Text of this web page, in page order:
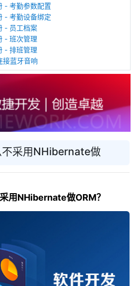
- 考勤参数配置
- 考勤设备绑定
- 员工档案
- 班次管理
- 排班管理
接蓝牙音响
不采用NHibernate做
用NHibernate做ORM？